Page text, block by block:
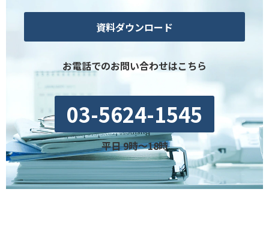
資料ダウンロード
お電話でのお問い合わせはこちら
03-5624-1545
平日 9時〜18時